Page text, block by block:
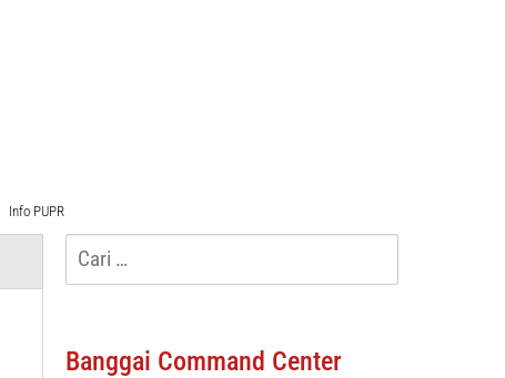
Info PUPR
Cari
untuk:
Banggai Command Center